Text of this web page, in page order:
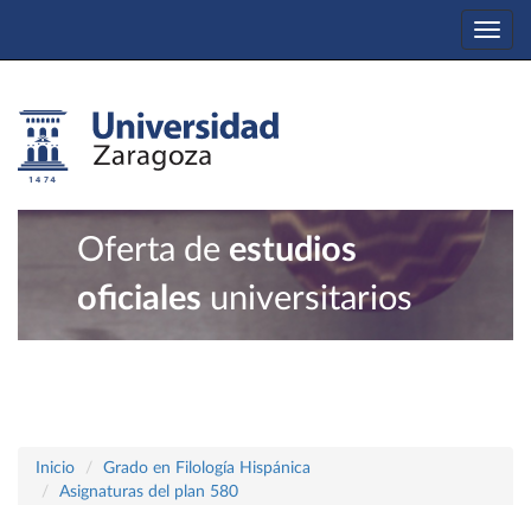
Oferta de estudios
oficiales universitarios
Inicio
Grado en Filología Hispánica
Asignaturas del plan 580